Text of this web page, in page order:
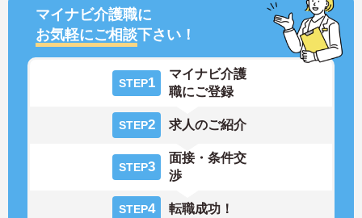
マイナビ介護職に
お気軽にご相談下さい！
STEP1
マイナビ介護
職にご登録
STEP2 求人のご紹介
STEP3
面接・条件交
渉
STEP4 転職成功！